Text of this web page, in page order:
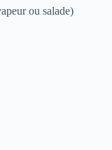
ou salade)